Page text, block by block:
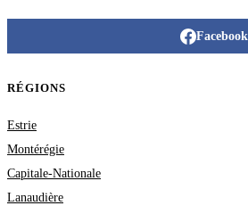
Facebook
RÉGIONS
Estrie
Montérégie
Capitale-Nationale
Lanaudière